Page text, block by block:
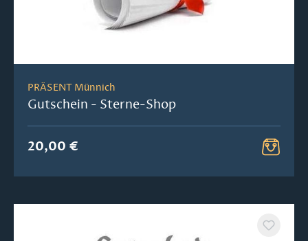
PRÄSENT Münnich
Gutschein - Sterne-Shop
20,00 €